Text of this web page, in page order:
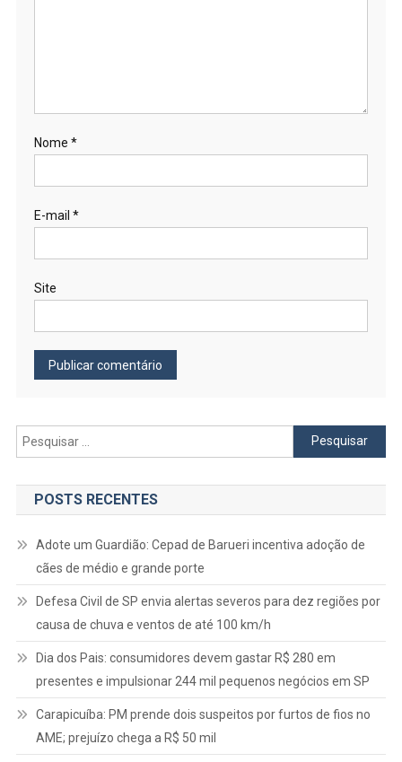
Nome *
E-mail *
Site
Pesquisar
por:
POSTS RECENTES
Adote um Guardião: Cepad de Barueri incentiva adoção de
cães de médio e grande porte
Defesa Civil de SP envia alertas severos para dez regiões por
causa de chuva e ventos de até 100 km/h
Dia dos Pais: consumidores devem gastar R$ 280 em
presentes e impulsionar 244 mil pequenos negócios em SP
Carapicuíba: PM prende dois suspeitos por furtos de fios no
AME; prejuízo chega a R$ 50 mil